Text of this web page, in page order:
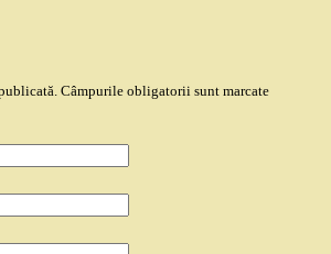
Câmpurile obligatorii sunt marcate